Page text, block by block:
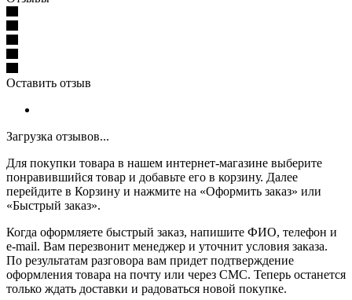
Оставить отзыв
Загрузка отзывов...
Для покупки товара в нашем интернет-магазине выберите
понравившийся товар и добавьте его в корзину. Далее
перейдите в Корзину и нажмите на «Оформить заказ» или
«Быстрый заказ».
Когда оформляете быстрый заказ, напишите ФИО, телефон и
e-mail. Вам перезвонит менеджер и уточнит условия заказа.
По результатам разговора вам придет подтверждение
оформления товара на почту или через СМС. Теперь останется
только ждать доставки и радоваться новой покупке.